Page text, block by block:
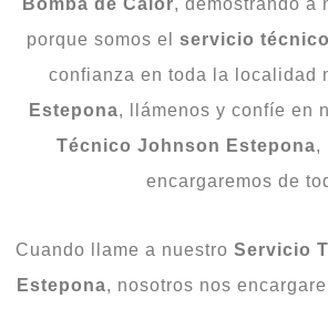
porque somos el servicio
confianza en toda la localidad
Estepona, llámenos y confíe en
Técnico Johnson Estepona,
encargaremos de
Cuando llame a nuestro Servicio
Estepona, nosotros nos